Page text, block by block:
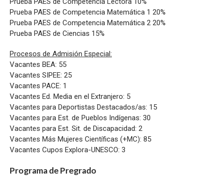
Prueba PAES de Competencia Matemática 1 20%
Prueba PAES de Competencia Matemática 2 20%
Prueba PAES de Ciencias 15%
Procesos de Admisión Especial:
Vacantes BEA: 55
Vacantes SIPEE: 25
Vacantes PACE: 1
Vacantes Ed. Media en el Extranjero: 5
Vacantes para Deportistas Destacados/as: 15
Vacantes para Est. de Pueblos Indígenas: 30
Vacantes para Est. Sit. de Discapacidad: 2
Vacantes Más Mujeres Científicas (+MC): 85
Vacantes Cupos Explora-UNESCO: 3
Programa de Pregrado